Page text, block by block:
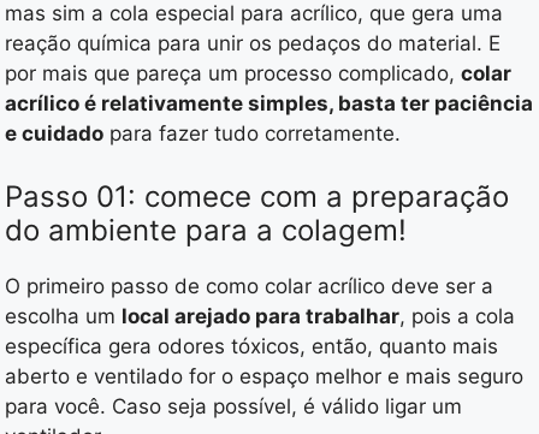
mas sim a cola especial para acrílico, que gera uma
reação química para unir os pedaços do material. E
por mais que pareça um processo complicado, colar
acrílico é relativamente simples, basta ter paciência
e cuidado para fazer tudo corretamente.
Passo 01: comece com a preparação
do ambiente para a colagem!
O primeiro passo de como colar acrílico deve ser a
escolha um local arejado para trabalhar, pois a cola
específica gera odores tóxicos, então, quanto mais
aberto e ventilado for o espaço melhor e mais seguro
para você. Caso seja possível, é válido ligar um